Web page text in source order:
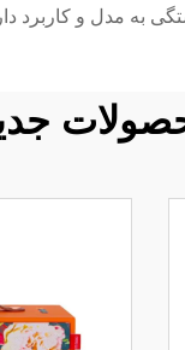
به مدل و کاربرد